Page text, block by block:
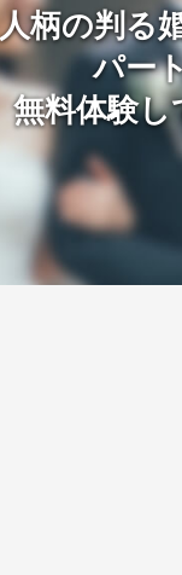
人柄の判る
パー
無料体験